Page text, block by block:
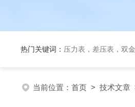
热门关键词： 压力表，差压表，双
当前位置： 首页 > 技术文章